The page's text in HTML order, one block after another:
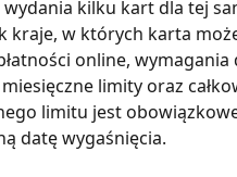
kilku kart dla tej
kraje, w których karta
online, wymagania
limity oraz
limitu jest
datę wygaśnięcia.